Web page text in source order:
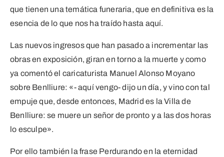
que tienen una temática funeraria, que en definitiva es la
esencia de lo que nos ha traído hasta aquí.
Las nuevos ingresos que han pasado a incrementar las
obras en exposición, giran en torno a la muerte y como
ya comentó el caricaturista Manuel Alonso Moyano
sobre Benlliure: «- aquí vengo- dijo un día, y vino con tal
empuje que, desde entonces, Madrid es la Villa de
Benlliure: se muere un señor de pronto y a las dos horas
lo esculpe».
Por ello también la frase Perdurando en la eternidad